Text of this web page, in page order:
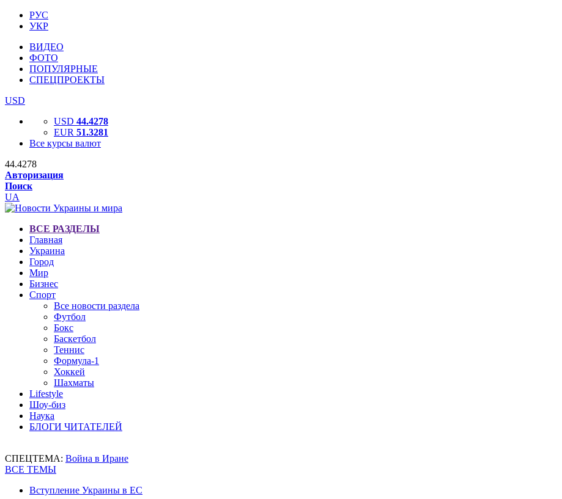
РУС
УКР
ВИДЕО
ФОТО
ПОПУЛЯРНЫЕ
СПЕЦПРОЕКТЫ
USD
USD 44.4278
EUR 51.3281
Все курсы валют
44.4278
Авторизация
Поиск
UA
ВСЕ РАЗДЕЛЫ
Главная
Украина
Город
Мир
Бизнес
Спорт
Все новости раздела
Футбол
Бокс
Баскетбол
Теннис
Формула-1
Хоккей
Шахматы
Lifestyle
Шоу-биз
Наука
БЛОГИ ЧИТАТЕЛЕЙ
СПЕЦТЕМА: Война в Иране
ВСЕ ТЕМЫ
Вступление Украины в ЕС